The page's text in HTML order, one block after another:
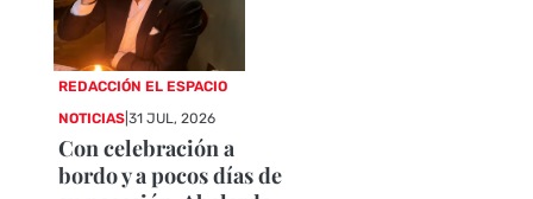
REDACCIÓN EL ESPACIO
NOTICIAS |31 JUL, 2026
Con celebración a
bordo y a pocos días de